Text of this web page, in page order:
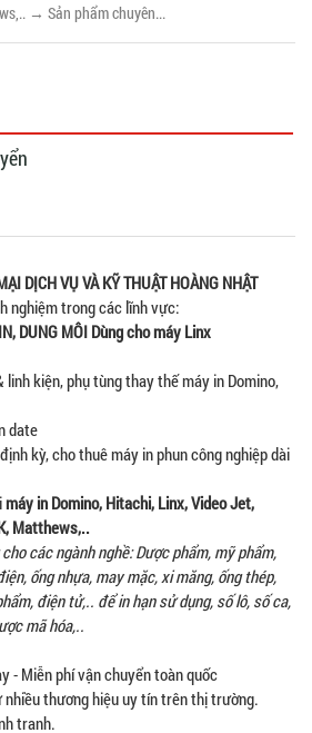
→ Sản phẩm chuyên...
DỊCH VỤ VÀ KỸ THUẬT HOÀNG NHẬT
nghiệm trong các lĩnh vực:
DUNG MÔI Dùng cho máy Linx
kiện, phụ tùng thay thế máy in Domino,
date
kỳ, cho thuê máy in phun công nghiệp dài
máy in Domino, Hitachi, Linx, Video Jet,
Matthews,..
các ngành nghề: Dược phẩm, mỹ phẩm,
ống nhựa, may mặc, xi măng, ống thép,
điện tử,.. để in hạn sử dụng, số lô, số ca,
mã hóa,..
- Miễn phí vận chuyển toàn quốc
thương hiệu uy tín trên thị trường.
tranh.